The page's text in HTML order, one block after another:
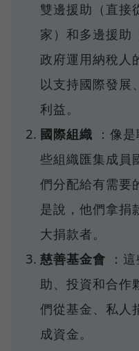
雙邊援助（直接
家）和多邊援助
政府運用納稅人
以支持國際發展
利益。
國際組織 ：像
些組織匯集成員
們分配給有需要
是說，他們拿捐
大捐款者。
慈善基金會 ：
助、投資和合作
們從基金、私人
成資金。